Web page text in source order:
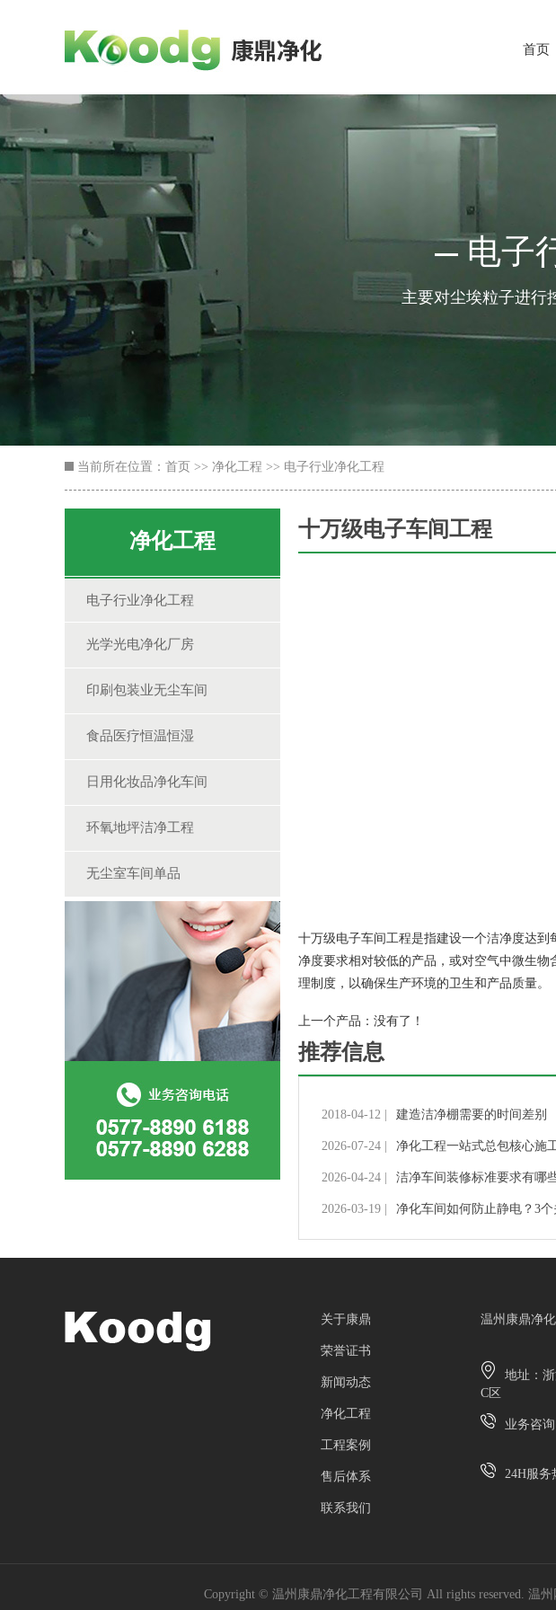
首页
电子
主要对尘埃粒子进行
当前所在位置： 首页 >> 净化工程 >> 电子行业净化工程
净化工程
电子行业净化工程
光学光电净化厂房
印刷包装业无尘车间
食品医疗恒温恒湿
日用化妆品净化车间
环氧地坪洁净工程
无尘室车间单品
十万级电子车间工程
十万级电子车间工程是指建设一个洁净度达到
净度要求相对较低的产品，或对空气中微生
理制度，以确保生产环境的卫生和产品质量。
上一个产品：没有了！
推荐信息
2018-04-12 | 建造洁净棚需要的时间差别
2026-07-24 | 净化工程一站式总包核心施
2026-04-24 | 洁净车间装修标准要求有哪
2026-03-19 | 净化车间如何防止静电？3
关于康鼎
荣誉证书
新闻动态
净化工程
工程案例
售后体系
联系我们
温州康鼎净
地址：
C区
业务咨询
24H服务
Copyright © 温州康鼎净化工程有限公司 All rights reserved. 温